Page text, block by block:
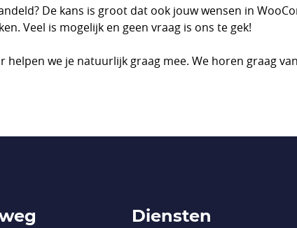
De kans is groot dat ook jouw wensen in
Veel is mogelijk en geen vraag is ons te gek!
helpen we je natuurlijk graag mee. We horen graag
Diensten